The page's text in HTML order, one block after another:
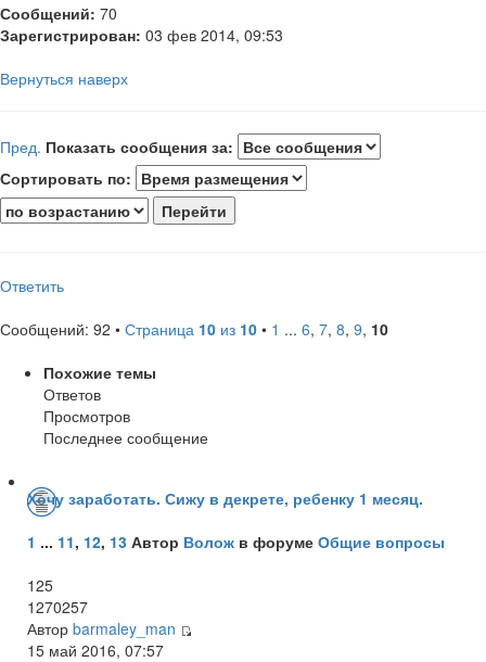
Сообщений: 70
Зарегистрирован: 03 фев 2014, 09:53
Вернуться наверх
Пред. Показать сообщения за:
Сортировать по:
Ответить
Сообщений: 92 • Страница 10 из 10 • 1 ... 6, 7, 8, 9, 10
Похожие темы
Ответов
Просмотров
Последнее сообщение
Хочу заработать. Сижу в декрете, ребенку 1 месяц.
1 ... 11, 12, 13 Автор Волож в форуме Общие вопросы
125
1270257
Автор barmaley_man
15 май 2016, 07:57